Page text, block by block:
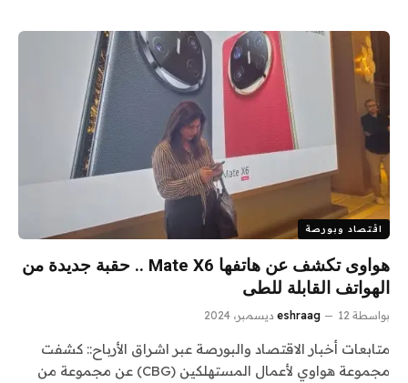
اقتصاد وبورصة
هواوى تكشف عن هاتفها Mate X6 .. حقبة جديدة من
الهواتف القابلة للطى
بواسطة eshraag 12 ديسمبر، 2024
متابعات أخبار الاقتصاد والبورصة عبر اشراق الأرباح:: كشفت
مجموعة هواوي لأعمال المستهلكين (CBG) عن مجموعة من